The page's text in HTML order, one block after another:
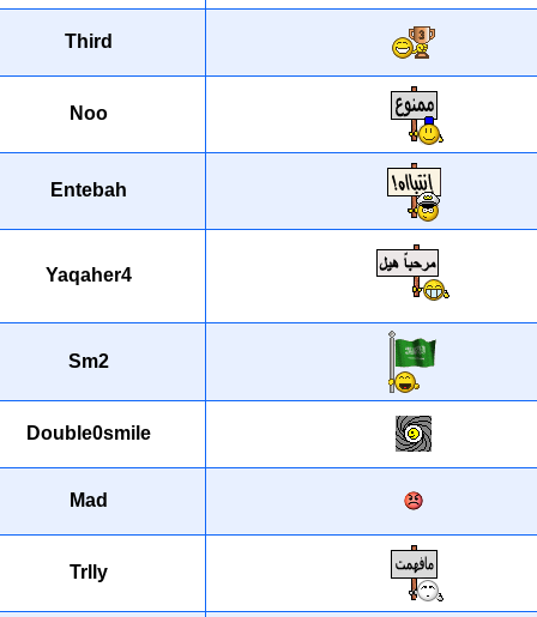
Third
Noo
Entebah
Yaqaher4
Sm2
Double0smile
Mad
Trlly